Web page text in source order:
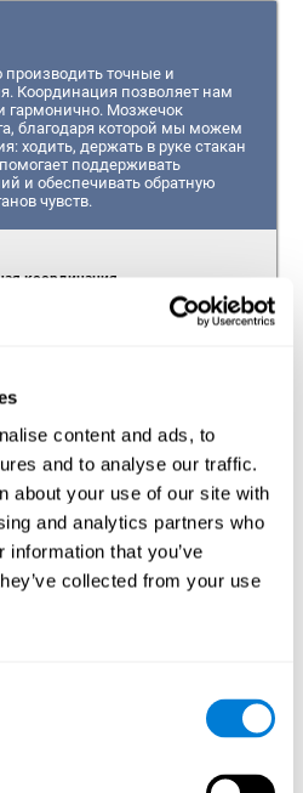
content and ads, to
and to analyse our traffic.
about your use of our site with
and analytics partners who
that you’ve
collected from your use
точные и
Координация позволяет нам
гармонично. Мозжечок
благодаря которой мы можем
ходить, держать в руке стакан
поддерживать
и обеспечивать обратную
чувств.
координация
действия, требующие
рук.
обрабатывать и
способность
рефлексами,
к времени, которое
стимула до
и концентрироваться на
от значимости